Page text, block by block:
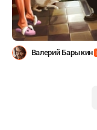
Валерий Барыкин